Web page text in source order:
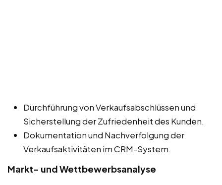
Durchführung von Verkaufsabschlüssen und
Sicherstellung der Zufriedenheit des Kunden.
Dokumentation und Nachverfolgung der
Verkaufsaktivitäten im CRM-System.
Markt- und Wettbewerbsanalyse